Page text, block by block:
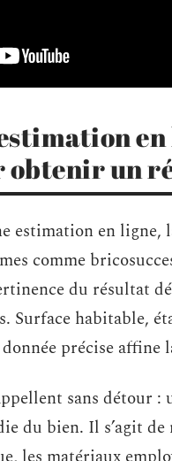
obtenir un
estimation en
comme
du résultat
Surface habitable,
donnée précise
sans détour
du bien. Il s’agit